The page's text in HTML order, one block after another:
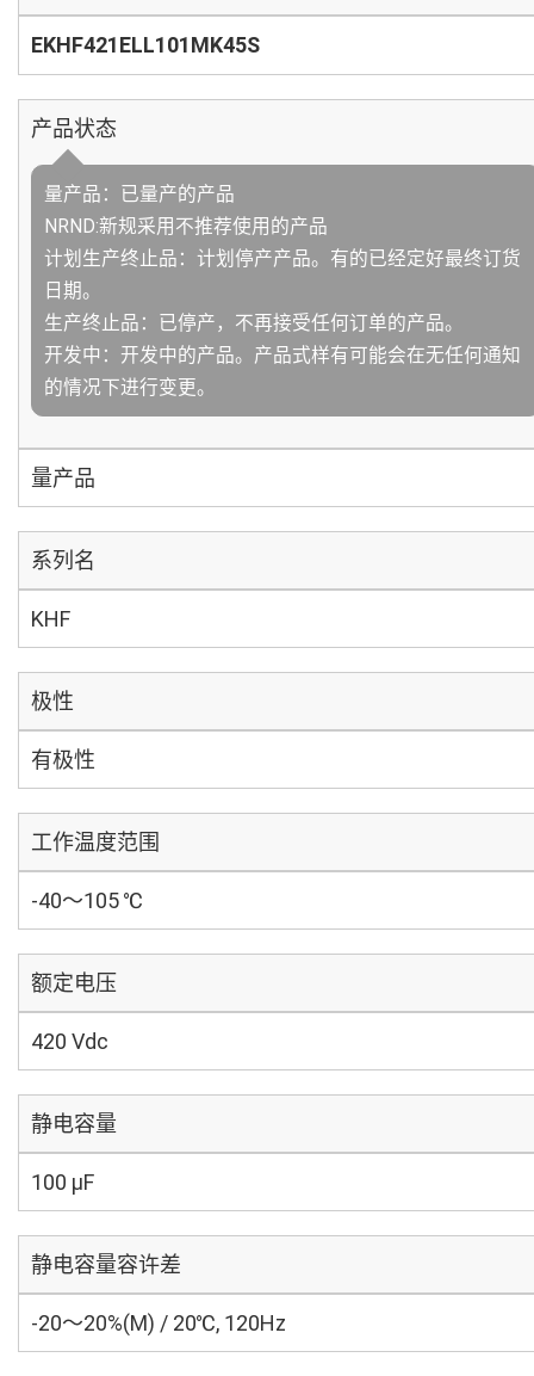
EKHF421ELL101MK45S
产品状态
量产品：已量产的产品
NRND:新规采用不推荐使用的产品
计划生产终止品：计划停产产品。有的已经定好最终订货
日期。
生产终止品：已停产，不再接受任何订单的产品。
开发中：开发中的产品。产品式样有可能会在无任何通知
的情况下进行变更。
量产品
系列名
KHF
极性
有极性
工作温度范围
-40～105 ℃
额定电压
420 Vdc
静电容量
100 µF
静电容量容许差
-20～20%(M) / 20℃, 120Hz